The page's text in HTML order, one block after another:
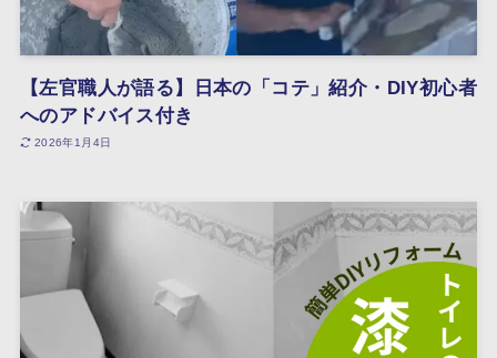
【左官職人が語る】日本の「コテ」紹介・DIY初心者
へのアドバイス付き
2026年1月4日